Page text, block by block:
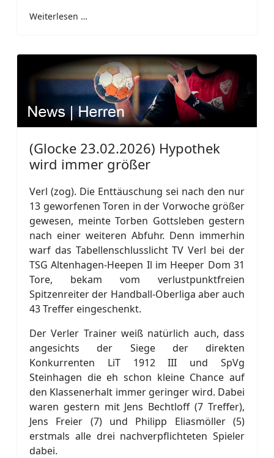
Weiterlesen …
(Glocke 23.02.2026) Hypothek
wird immer größer
Verl (zog). Die Enttäuschung sei nach den nur
13 geworfenen Toren in der Vorwoche größer
gewesen, meinte Torben Gottsleben gestern
nach einer weiteren Abfuhr. Denn immerhin
warf das Tabellenschlusslicht TV Verl bei der
TSG Altenhagen-Heepen Il im Heeper Dom 31
Tore, bekam vom verlustpunktfreien
Spitzenreiter der Handball-Oberliga aber auch
43 Treffer eingeschenkt.
Der Verler Trainer weiß natürlich auch, dass
angesichts der Siege der direkten
Konkurrenten LiT 1912 III und SpVg
Steinhagen die eh schon kleine Chance auf
den Klassenerhalt immer geringer wird. Dabei
waren gestern mit Jens Bechtloff (7 Treffer),
Jens Freier (7) und Philipp Eliasmöller (5)
erstmals alle drei nachverpflichteten Spieler
dabei.